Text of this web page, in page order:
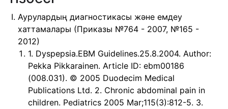
Аурулардың диагностикасы және емдеу
хаттамалары (Приказы №764 - 2007, №165 -
2012)
1. Dyspepsia.EBM Guidelines.25.8.2004. Author:
Pekka Pikkarainen. Article ID: ebm00186
(008.031). © 2005 Duodecim Medical
Publications Ltd. 2. Chronic abdominal pain in
children. Pediatrics 2005 Mar;115(3):812-5. 3.